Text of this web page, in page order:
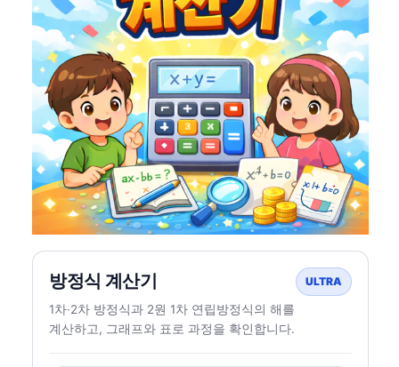
방정식 계산기
1차·2차 방정식과 2원 1차 연립방정식의 해를
계산하고, 그래프와 표로 과정을 확인합니다.
ULTRA